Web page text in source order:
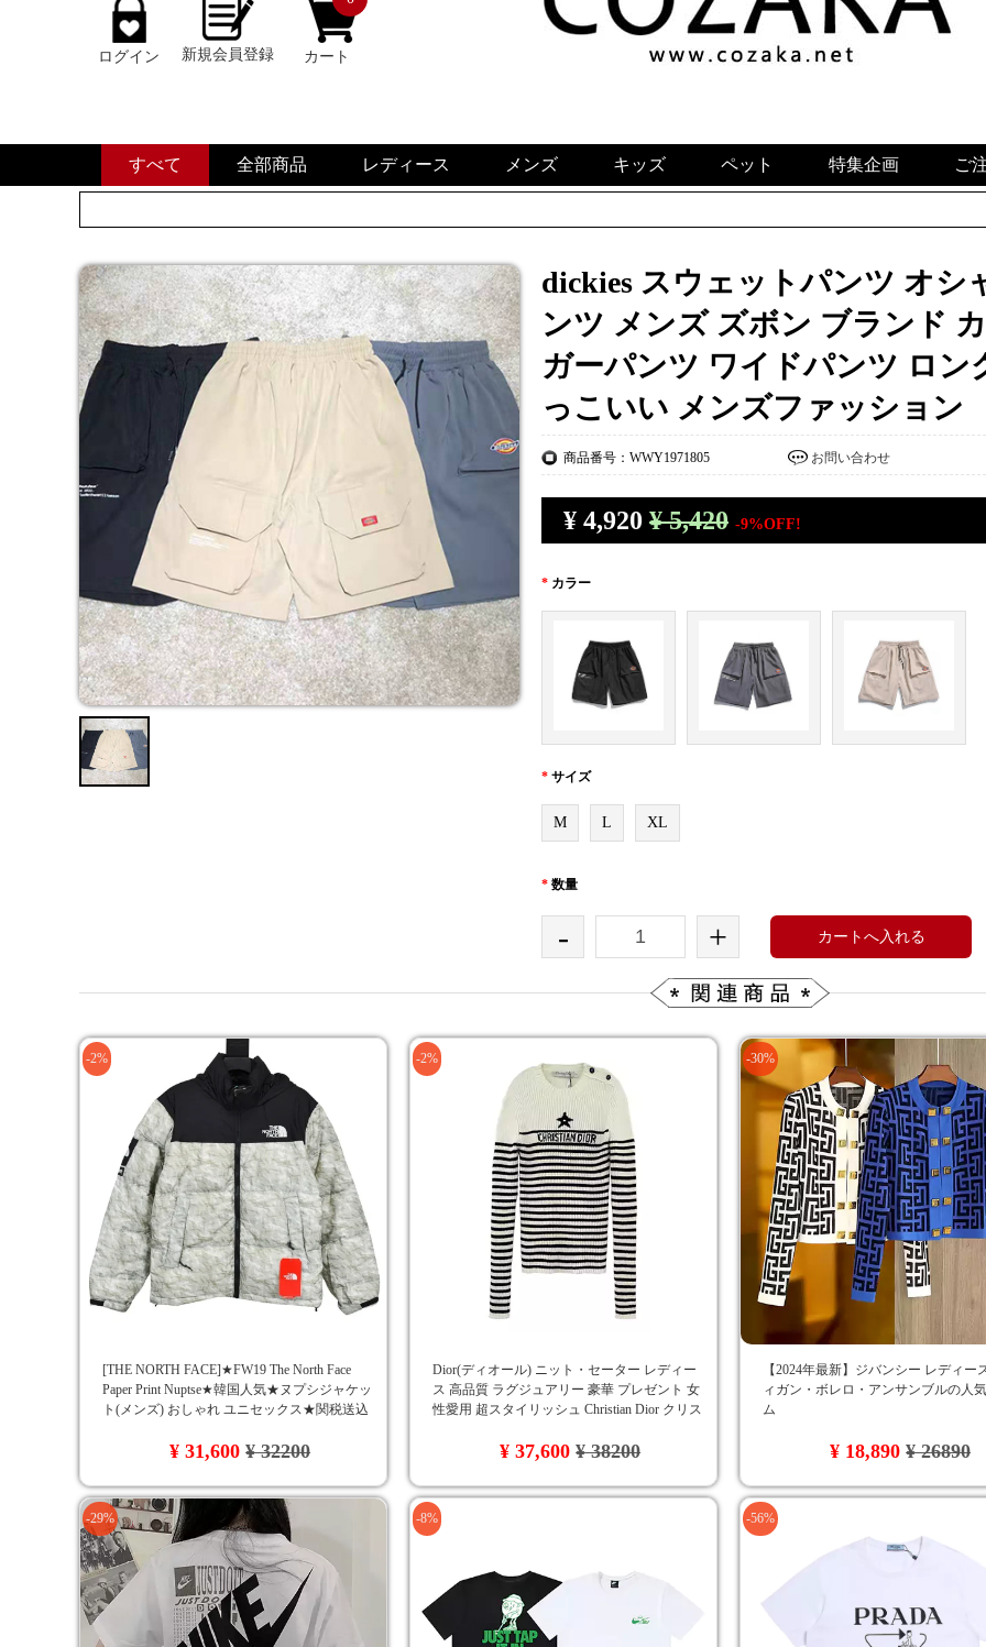
ログイン 新規会員登録 カート
すべて 全部商品 レディース メンズ キッズ ペット 特集企画 ご
dickies​ スウェットパンツ オシ
ンツ メンズ ズボン ブランド
ガーパンツ ワイドパンツ ロン
っこいい メンズファッション
商品番号：WWY1971805 お問い合わせ
¥ 4,920 ¥ 5,420 -9%OFF!
* カラー
* サイズ
M L XL
* 数量
- + カートへ入れる
-2%
[THE NORTH FACE]★FW19 The North Face
Paper Print Nuptse★韓国人気★ヌプシジャケッ
ト(メンズ) おしゃれ ユニセックス★関税送込
¥ 31,600¥ 32200
-2%
Dior(ディオール) ニット・セーター レディー
ス 高品質 ラグジュアリー 豪華 プレゼント 女
性愛用 超スタイリッシュ Christian Dior クリス
¥ 37,600¥ 38200
-30%
【2024年最新】ジバンシー レディー
ィガン・ボレロ・アンサンブルの人
ム
¥ 18,890¥ 26890
-29% -8% -56%